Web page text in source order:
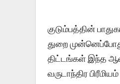
குடும்பத்தின்
துறை
திட்டங்கள் இந்த
வருடாந்திர